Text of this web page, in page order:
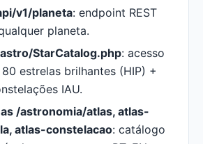
v1/planeta: endpoint REST
planeta.
StarCatalog.php: acesso
estrelas brilhantes (HIP) +
IAU.
/astronomia/atlas, atlas-
atlas-constelacao: catálogo